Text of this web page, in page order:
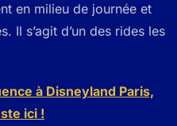
en milieu de journée et
Il s’agit d’un des rides les
à Disneyland Paris,
ici !